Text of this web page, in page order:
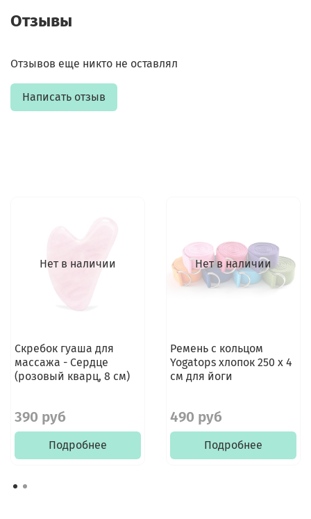
Отзывы
Отзывов еще никто не оставлял
Написать отзыв
Нет в наличии
Скребок гуаша для
массажа - Сердце
(розовый кварц, 8 см)
390 руб
Подробнее
Нет в наличии
Ремень с кольцом
Yogatops хлопок 250 х 4
см для йоги
490 руб
Подробнее